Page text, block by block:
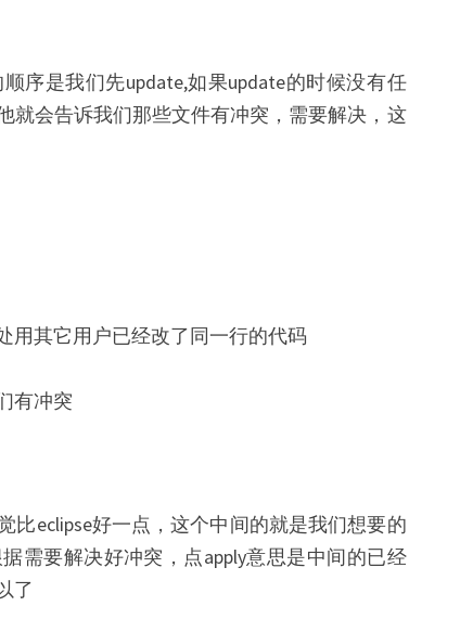
序是我们先update,如果update的时候没有任
就会告诉我们那些文件有冲突，需要解决，这
用其它用户已经改了同一行的代码
有冲突
比eclipse好一点，这个中间的就是我们想要的
需要解决好冲突，点apply意思是中间的已经
了